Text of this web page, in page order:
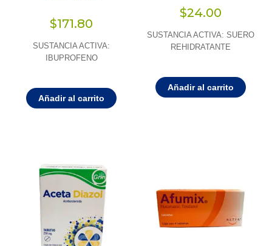
$171.80
SUSTANCIA ACTIVA:
IBUPROFENO
Añadir al carrito
$24.00
SUSTANCIA ACTIVA: SUERO
REHIDRATANTE
Añadir al carrito